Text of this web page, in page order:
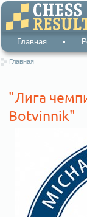
Главная •
Главная
"Лига
Botvinnik"